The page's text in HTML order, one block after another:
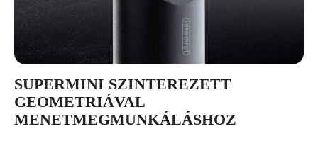
SUPERMINI SZINTEREZETT
GEOMETRIÁVAL
MENETMEGMUNKÁLÁSHOZ